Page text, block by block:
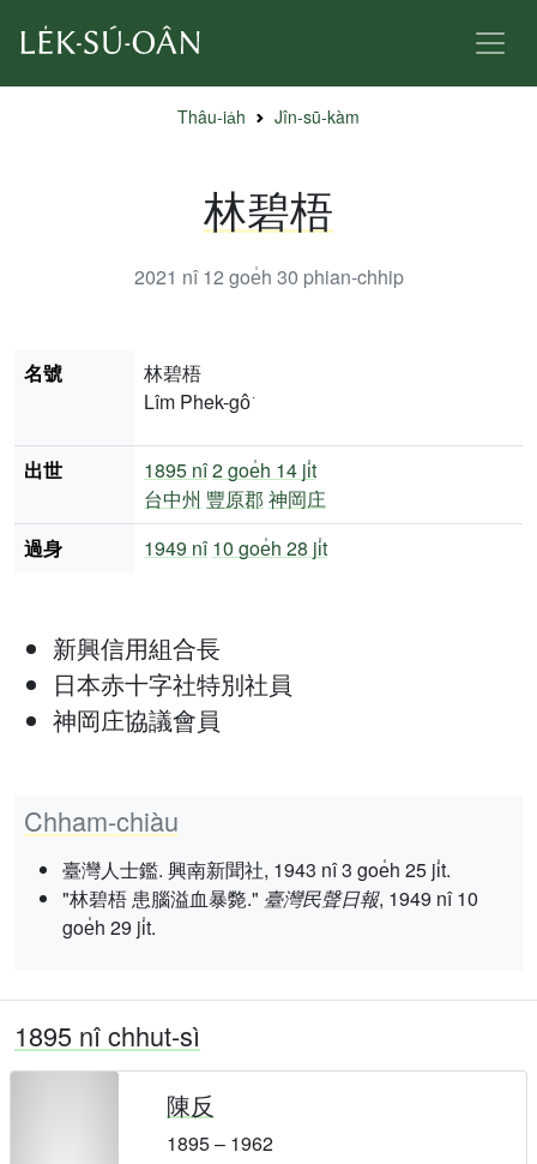
Thâu-ia̍h Jîn-sū-kàm
林碧梧
2021 nî 12 goe̍h 30 phian-chhip
新興信用組合長
日本赤十字社特別社員
神岡庄協議會員
Chham-chiàu
臺灣人士鑑. 興南新聞社, 1943 nî 3 goe̍h 25 ji̍t.
"林碧梧 患腦溢血暴斃." 臺灣民聲日報, 1949 nî 10
goe̍h 29 ji̍t.
名號
林碧梧
Lîm Phek-gô͘
出世 1895 nî2 goe̍h 14 ji̍t
台中州 豐原郡 神岡庄
過身
1949 nî 10 goe̍h 28 ji̍t
1895 nî chhut-sì
陳反
1895 – 1962